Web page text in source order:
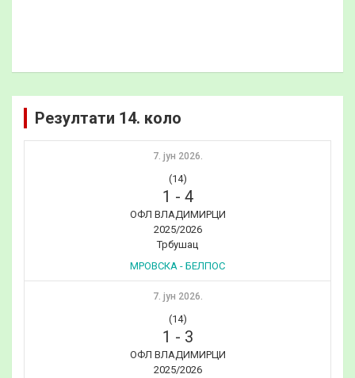
Резултати 14. коло
7. јун 2026.
(14)
1 - 4
ОФЛ ВЛАДИМИРЦИ
2025/2026
Трбушац
МРОВСКА - БЕЛПОС
7. јун 2026.
(14)
1 - 3
ОФЛ ВЛАДИМИРЦИ
2025/2026